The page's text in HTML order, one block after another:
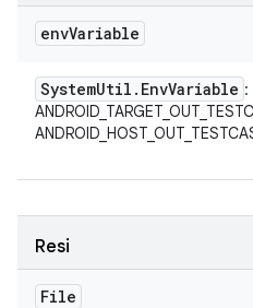
envVariable
SystemUtil . EnvVariable :
Resi
File